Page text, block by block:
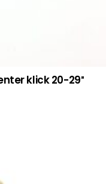
klick 20-29″